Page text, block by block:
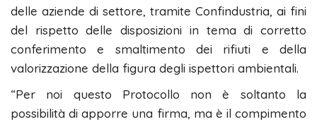
delle aziende di settore, tramite Confindustria, ai fini
del rispetto delle disposizioni in tema di corretto
conferimento e smaltimento dei rifiuti e della
valorizzazione della figura degli ispettori ambientali.
“Per noi questo Protocollo non è soltanto la
possibilità di apporre una firma, ma è il compimento